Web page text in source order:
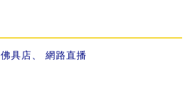
佛具店 網路直播